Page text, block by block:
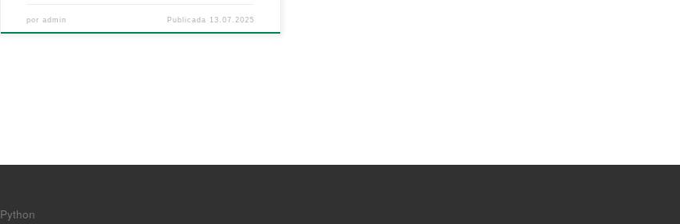
poradmin Publicada 13.07.2025
Python